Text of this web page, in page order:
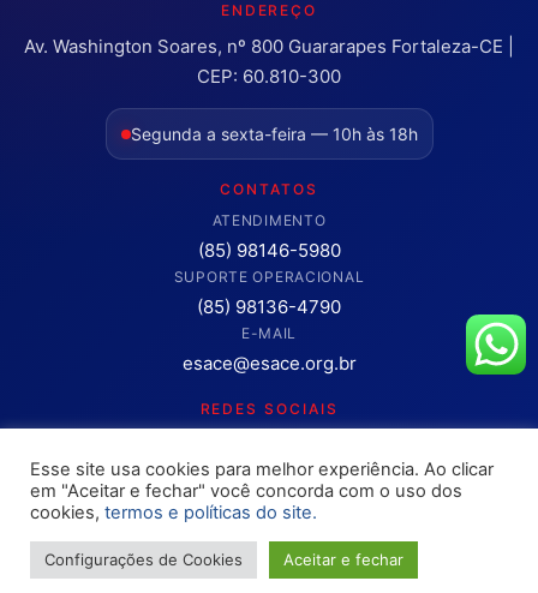
ENDEREÇO
Av. Washington Soares, nº 800 Guararapes Fortaleza-CE |
CEP: 60.810-300
Segunda a sexta-feira — 10h às 18h
CONTATOS
ATENDIMENTO
(85) 98146-5980
SUPORTE OPERACIONAL
(85) 98136-4790
E-MAIL
esace@esace.org.br
REDES SOCIAIS
Clique para abrir os canais oficiais.
Copyright © 2025 – OAB ESA-CE. Todos os direitos reservados
Site desenvolvimento pelaRokket / Ethics Ventures
Esse site usa cookies para melhor experiência. Ao clicar
em "Aceitar e fechar" você concorda com o uso dos
cookies, termos e políticas do site.
Configurações de Cookies Aceitar e fechar